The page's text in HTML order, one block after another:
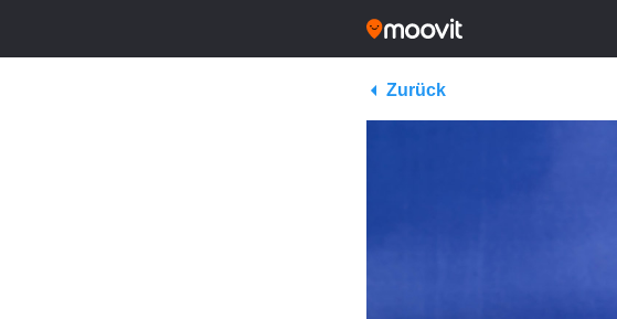
Zurück